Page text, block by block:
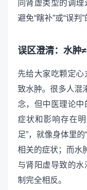
同肾虚类型的调
避免“瞎补”或“误判”
误区澄清：水肿
先给大家吃颗定
致水肿。很多人混
念，但中医理论
症状和影响存在
足”，就像身体里
相关的症状；而水
与肾阳虚导致的
制完全相反。